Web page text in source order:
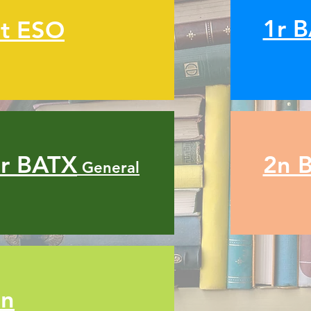
ESO
BATX General
1r
2n